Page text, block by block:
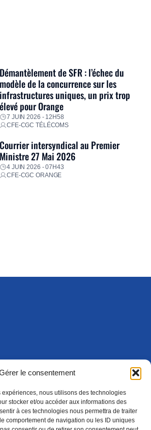
le consentement
expériences, nous utilisons des technologies
stocker et/ou accéder aux informations des
à ces technologies nous permettra de traiter
comportement de navigation ou les ID uniques
Démantèlement de SFR : l’échec du
modèle de la concurrence sur les
infrastructures uniques, un prix trop
élevé pour Orange
7 JUIN 2026 - 12H58
CFE-CGC TÉLÉCOMS
Courrier intersyndical au Premier
Ministre 27 Mai 2026
4 JUIN 2026 - 07H43
CFE-CGC ORANGE
75015 Paris Cedex 15
ADHÉRER